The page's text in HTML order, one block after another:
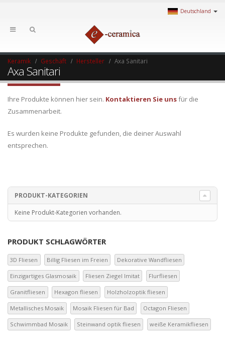
Deutschland
Keramik Geschäft Hersteller Axa Sanitari
Axa Sanitari
Ihre Produkte können hier sein. Kontaktieren Sie unsfür die
Zusammenarbeit.
Es wurden keine Produkte gefunden, die deiner Auswahl
entsprechen.
PRODUKT-KATEGORIEN
Keine Produkt-Kategorien vorhanden.
PRODUKT SCHLAGWÖRTER
3D Fliesen Billig Fliesen im Freien Dekorative Wandfliesen
Einzigartiges Glasmosaik Fliesen Ziegel Imitat Flurfliesen
Granitfliesen Hexagon fliesen Holzholzoptik fliesen
Metallisches Mosaik Mosaik Fliesen für Bad Octagon Fliesen
Schwimmbad Mosaik Steinwand optik fliesen weiße Keramikfliesen